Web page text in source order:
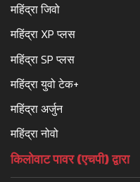
महिंद्रा जिवो
महिंद्रा XP प्लस
महिंद्रा SP प्लस
महिंद्रा युवो टेक+
महिंद्रा अर्जुन
महिंद्रा नोवो
किलोवाट पावर (एचपी) द्वारा